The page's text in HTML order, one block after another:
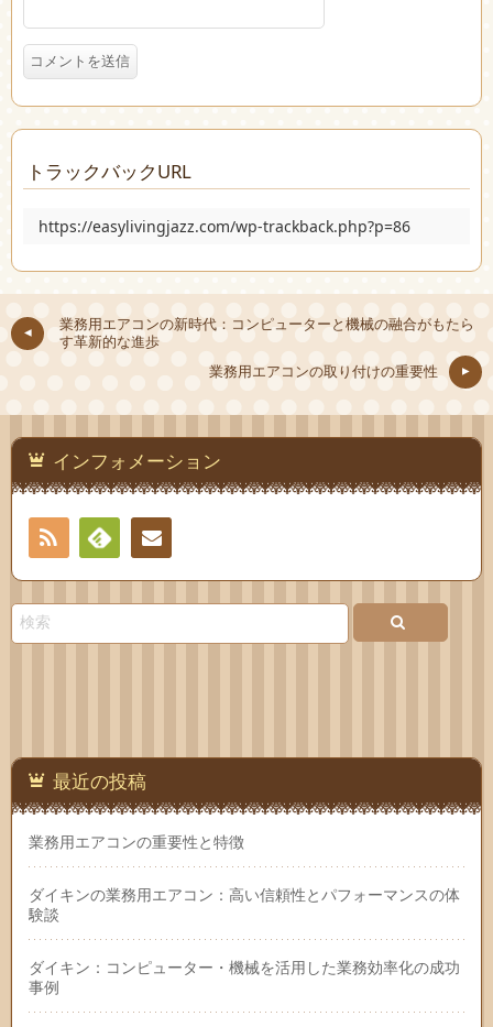
トラックバックURL
https://easylivingjazz.com/wp-trackback.php?p=86
業務用エアコンの新時代：コンピューターと機械の融合がもたら
す革新的な進歩
業務用エアコンの取り付けの重要性
インフォメーション
RSS
Feedlyお問
最近の投稿
業務用エアコンの重要性と特徴
ダイキンの業務用エアコン：高い信頼性とパフォーマンスの体
験談
ダイキン：コンピューター・機械を活用した業務効率化の成功
事例